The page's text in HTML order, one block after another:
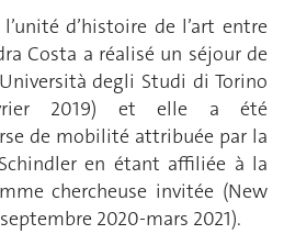
d’histoire de l’art entre
Costa a réalisé un séjour de
degli Studi di Torino
2019) et elle a été
de mobilité attribuée par la
en étant affiliée à la
chercheuse invitée (New
2020-mars 2021).